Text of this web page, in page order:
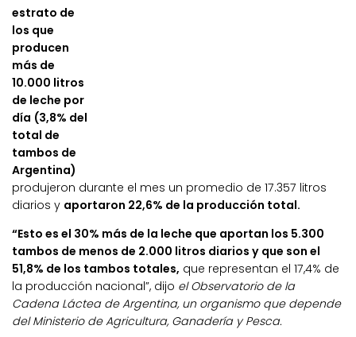
estrato de
los que
producen
más de
10.000 litros
de leche por
día (3,8% del
total de
tambos de
Argentina)
produjeron durante el mes un promedio de 17.357 litros
diarios y aportaron 22,6% de la producción total.
“Esto es el 30% más de la leche que aportan los 5.300
tambos de menos de 2.000 litros diarios y que son el
51,8% de los tambos totales, que representan el 17,4% de
la producción nacional”, dijo el Observatorio de la
Cadena Láctea de Argentina, un organismo que depende
del Ministerio de Agricultura, Ganadería y Pesca.